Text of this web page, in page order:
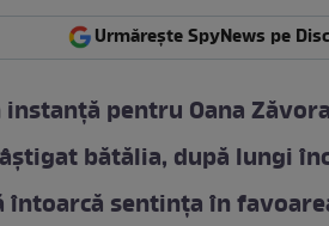
Urmărește SpyNews pe
pentru Oana
bătălia, după lungi
întoarcă sentința în